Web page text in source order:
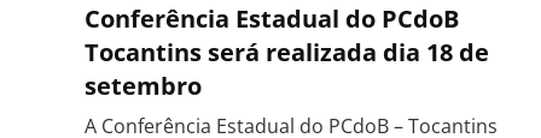
Conferência Estadual do PCdoB
Tocantins será realizada dia 18 de
setembro
A Conferência Estadual do PCdoB – Tocantins